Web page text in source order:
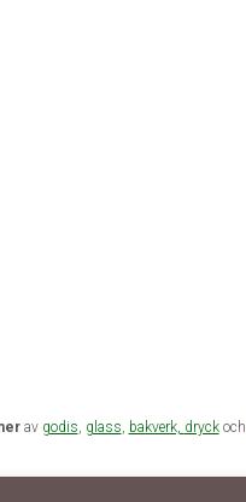
av godis, glass, bakverk, dryckoch